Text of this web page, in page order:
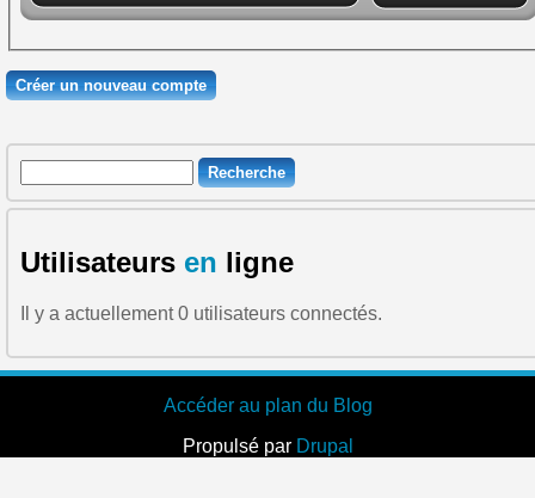
Formulaire de recherche
Recherche
Utilisateurs en ligne
Il y a actuellement 0 utilisateurs connectés.
Accéder au plan du Blog
Propulsé par Drupal